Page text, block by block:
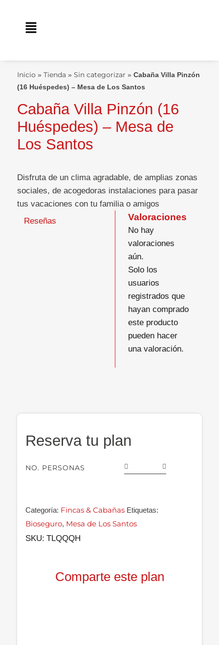
Main
Inicio » Tienda » Sin categorizar » Cabaña Villa Pinzón
(16 Huéspedes) – Mesa de Los Santos
Cabaña Villa Pinzón (16
Huéspedes) – Mesa de
Los Santos
Disfruta de un clima agradable, de amplias zonas
sociales, de acogedoras instalaciones para pasar
tus vacaciones con tu familia o amigos
Reseñas
Valoraciones
No hay
valoraciones
aún.
Solo los
usuarios
registrados que
hayan comprado
este producto
pueden hacer
una valoración.
Reserva tu plan
NO. PERSONAS
Categoría: Fincas & Cabañas Etiquetas:
Bioseguro, Mesa de Los Santos
SKU: TLQQQH
Comparte este plan